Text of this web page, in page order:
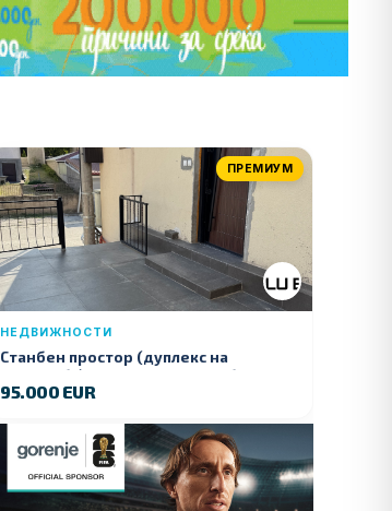
ПРЕМИУМ
НЕДВИЖНОСТИ
Станбен простор (дуплекс на
продажба) – Ул. Стојан Арсов бр. 1,
Куманово
95.000 EUR